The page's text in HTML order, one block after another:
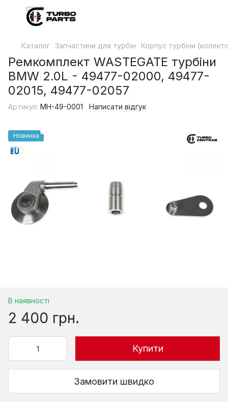
Каталог Запчастини для турбін Корпус турбіни
Ремкомплект WASTEGATE турбіни
BMW 2.0L - 49477-02000, 49477-
02015, 49477-02057
Артикул: MH-49-0001 Написати відгук
Новинка
В наявності
2 400 грн.
Купити
Замовити швидко